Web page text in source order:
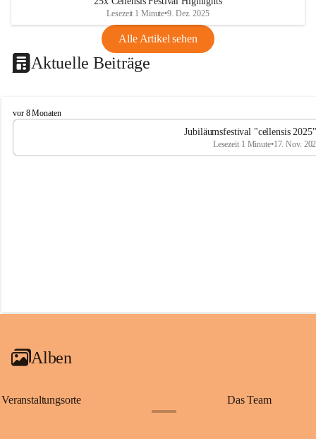
Lesezeit 1 Minute•9. Dez. 2025
Alle Artikel sehen
Aktuelle Beiträge
C
e
l
vor 8 Monaten
Jubiläumsfestival "cellensis
Lesezeit 1 Minute•17. Nov.
Alben
Veranstaltungsorte Das Team